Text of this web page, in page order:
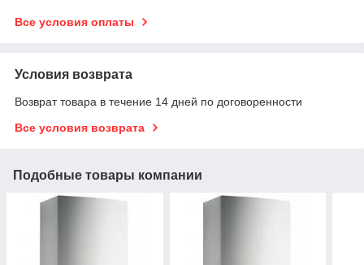
Все условия оплаты
Условия возврата
Возврат товара в течение 14 дней по договоренности
Все условия возврата
Подобные товары компании